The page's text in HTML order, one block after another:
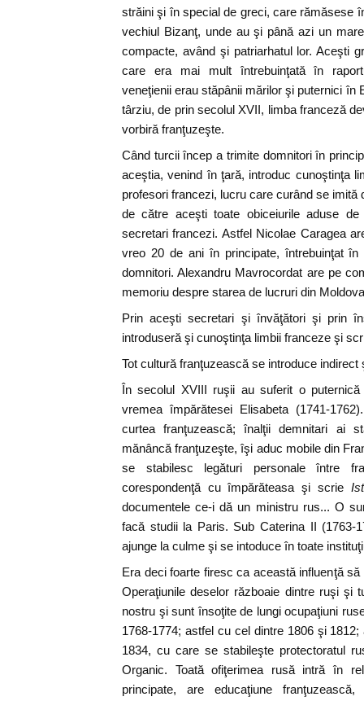
străini şi în special de greci, care rămăsese
vechiul Bizanţ, unde au şi până azi un
compacte, având şi patriarhatul lor. Aceşti
care era mai mult întrebuinţată în
veneţienii erau stăpânii mărilor şi puternici în
târziu, de prin secolul XVII, limba franceză
vorbiră franţuzeşte.
Când turcii încep a trimite domnitori în
aceştia, venind în ţară, introduc cunoştinţa
profesori francezi, lucru care curând se imită
de către aceşti toate obiceiurile aduse
secretari francezi. Astfel Nicolae Caragea
vreo 20 de ani în principate, întrebuinţat
domnitori. Alexandru Mavrocordat are pe
memoriu despre starea de lucruri din
Prin aceşti secretari şi învăţători şi prin
introduseră şi cunoştinţa limbii franceze şi
Tot cultură franţuzească se introduce indirect
În secolul XVIII ruşii au suferit o
vremea împărătesei Elisabeta (1741-
curtea franţuzească; înalţii demnitari ai
mănâncă franţuzeşte, îşi aduc mobile din
se stabilesc legături personale între
corespondenţă cu împărăteasa şi scrie
documentele ce-i dă un ministru rus... O
facă studii la Paris. Sub Caterina II (1763-
ajunge la culme şi se intoduce în toate
Era deci foarte firesc ca această influenţă
Operaţiunile deselor războaie dintre ruşi şi
nostru şi sunt însoţite de lungi ocupaţiuni
1768-1774; astfel cu cel dintre 1806 şi
1834, cu care se stabileşte protectoratul
Organic. Toată ofiţerimea rusă intră în
principate, are educaţiune